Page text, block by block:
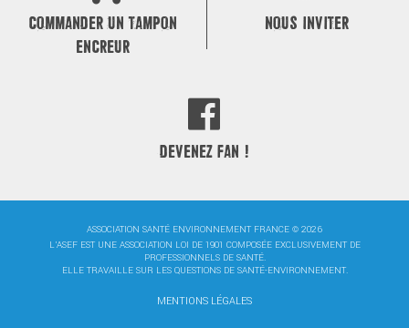
COMMANDER UN TAMPON
ENCREUR
NOUS INVITER
DEVENEZ FAN !
ASSOCIATION SANTÉ ENVIRONNEMENT FRANCE © 2026
L'ASEF EST UNE ASSOCIATION LOI DE 1901 COMPOSÉE EXCLUSIVEMENT DE
PROFESSIONNELS DE SANTÉ.
ELLE TRAVAILLE SUR LES QUESTIONS DE SANTÉ-ENVIRONNEMENT.
MENTIONS LÉGALES